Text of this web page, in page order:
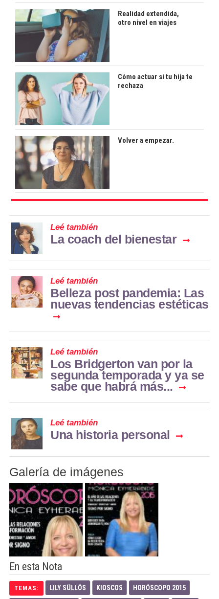
Realidad extendida,
otro nivel en viajes
Cómo actuar si tu hija te
rechaza
Volver a empezar.
Leé también
La coach del bienestar
Leé también
Belleza post pandemia: Las
nuevas tendencias estéticas
Leé también
Los Bridgerton van por la
segunda temporada y ya se
sabe que habrá más...
Leé también
Una historia personal
Galería de imágenes
En esta Nota
TEMAS: LILY SÜLLÖS KIOSCOS HORÓSCOPO 2015